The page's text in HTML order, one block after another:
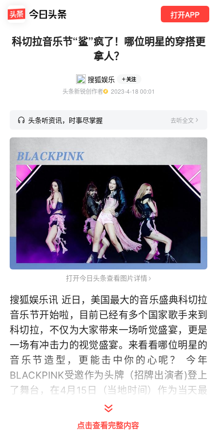
打开APP
科切拉音乐节“鲨”疯了！哪位明星的穿搭更
拿人？
搜狐娱乐 关注
头条新锐创作者
  2023-4-18 00:01
头条听资讯，时事尽掌握 去听全文
打开今日头条查看图片详情
搜狐娱乐讯 近日，美国最大的音乐盛典科切拉
音乐节开始啦，目前已经有多个国家歌手来到
科切拉，不仅为大家带来一场听觉盛宴，更是
一场有冲击力的视觉盛宴。来看看哪位明星的
音乐节造型，更能击中你的心呢？ 今年
BLACKPINK受邀作为头牌（招牌出演者)登上
了舞台，在4月15日（当地时间）作为当天最
后一位嘉宾登场。“四闺女”在当天合体表演中
有两套造型，第一套“粉黑”装与她们的组合名
点击查看完整内容